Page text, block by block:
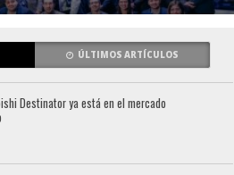
ÚLTIMOS ARTÍCULOS
Destinator ya está en el mercado